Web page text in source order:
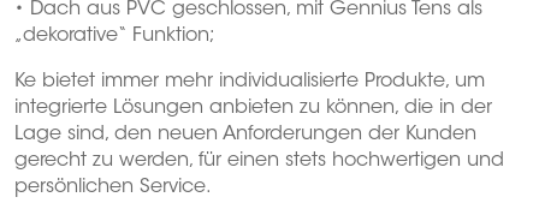
• Dach aus PVC geschlossen, mit Gennius Tens als
„dekorative“ Funktion;
Ke bietet immer mehr individualisierte Produkte, um
integrierte Lösungen anbieten zu können, die in der
Lage sind, den neuen Anforderungen der Kunden
gerecht zu werden, für einen stets hochwertigen und
persönlichen Service.